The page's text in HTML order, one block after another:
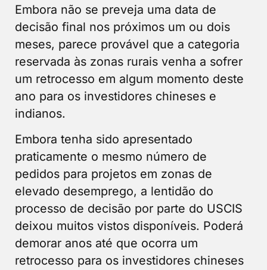
Embora não se preveja uma data de
decisão final nos próximos um ou dois
meses, parece provável que a categoria
reservada às zonas rurais venha a sofrer
um retrocesso em algum momento deste
ano para os investidores chineses e
indianos.
Embora tenha sido apresentado
praticamente o mesmo número de
pedidos para projetos em zonas de
elevado desemprego, a lentidão do
processo de decisão por parte do USCIS
deixou muitos vistos disponíveis. Poderá
demorar anos até que ocorra um
retrocesso para os investidores chineses